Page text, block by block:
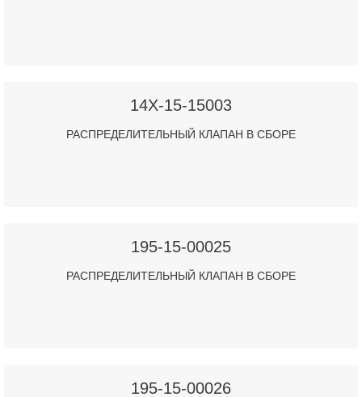
14X-15-15003
РАСПРЕДЕЛИТЕЛЬНЫЙ КЛАПАН В СБОРЕ
195-15-00025
РАСПРЕДЕЛИТЕЛЬНЫЙ КЛАПАН В СБОРЕ
195-15-00026